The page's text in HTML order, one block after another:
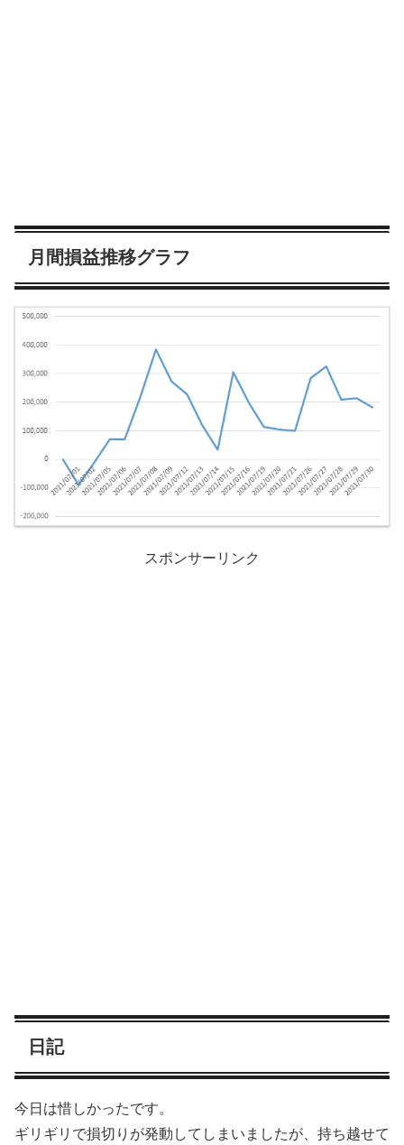
月間損益推移グラフ
スポンサーリンク
日記
今日は惜しかったです。
ギリギリで損切りが発動してしまいましたが、持ち越せて